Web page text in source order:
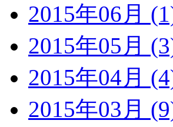
2015年06月
2015年05月
2015年04月
2015年03月